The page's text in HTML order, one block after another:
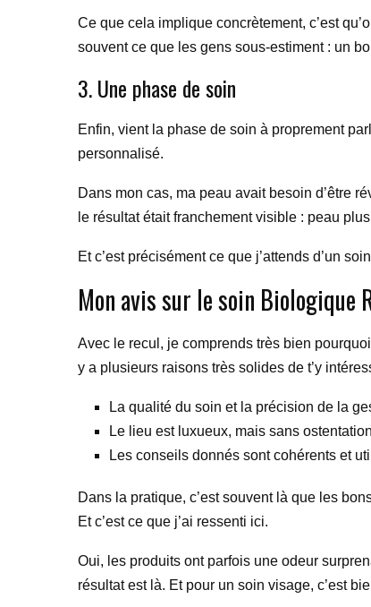
Ce que cela implique concrètement, c’est
souvent ce que les gens sous-estiment : un
3. Une phase de soin
Enfin, vient la phase de soin à proprement
personnalisé.
Dans mon cas, ma peau avait besoin d’être
le résultat était franchement visible : peau
Et c’est précisément ce que j’attends d’un
Mon avis sur le soin Biologique
Avec le recul, je comprends très bien
y a plusieurs raisons très solides de t’y
La qualité du soin et la précision de la
Le lieu est luxueux, mais sans
Les conseils donnés sont cohérents et
Dans la pratique, c’est souvent là que les
Et c’est ce que j’ai ressenti ici.
Oui, les produits ont parfois une odeur
résultat est là. Et pour un soin visage, c’est